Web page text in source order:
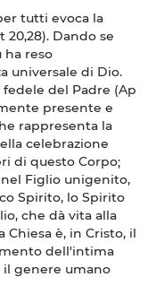
tutti evoca la
20,28). Dando se
ha reso
universale di Dio.
del Padre (Ap
presente e
rappresenta la
celebrazione
di questo Corpo;
Figlio unigenito,
Spirito, lo Spirito
che dà vita alla
Chiesa è, in Cristo, il
dell'intima
genere umano